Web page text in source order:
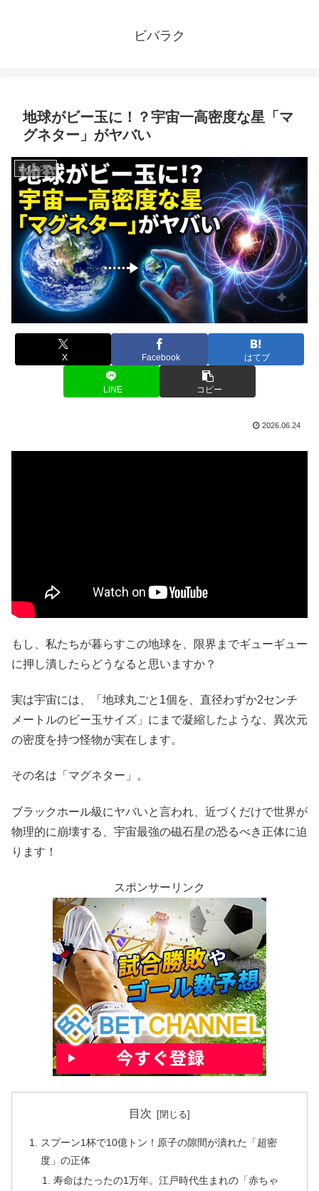
ビバラク
地球がビー玉に！？宇宙一高密度な星「マ
グネター」がヤバい
サイエンス
X Facebook はてブ
LINE コピー
2026.06.24
もし、私たちが暮らすこの地球を、限界までギューギュー
に押し潰したらどうなると思いますか？
実は宇宙には、「地球丸ごと1個を、直径わずか2センチ
メートルのビー玉サイズ」にまで凝縮したような、異次元
の密度を持つ怪物が実在します。
その名は「マグネター」。
ブラックホール級にヤバいと言われ、近づくだけで世界が
物理的に崩壊する、宇宙最強の磁石星の恐るべき正体に迫
ります！
スポンサーリンク
目次
スプーン1杯で10億トン！原子の隙間が潰れた「超密
度」の正体
寿命はたったの1万年。江戸時代生まれの「赤ちゃ